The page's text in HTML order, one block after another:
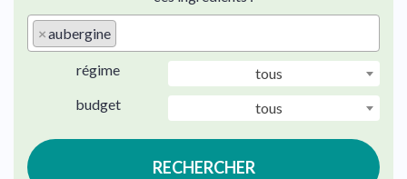
×aubergine
régime
tous
budget
tous
RECHERCHER